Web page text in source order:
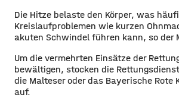
Die Hitze belaste den Körper, was
Kreislaufproblemen wie kurzen
akuten Schwindel führen kann, so der
Um die vermehrten Einsätze der
bewältigen, stocken die
die Malteser oder das Bayerische Rote
auf.